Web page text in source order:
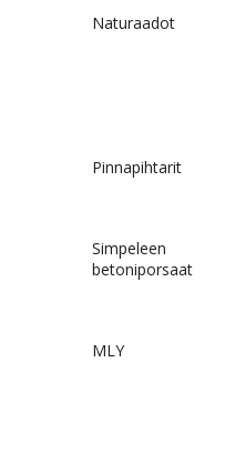
Naturaadot
Pinnapihtarit
Simpeleen
betoniporsaat
MLY